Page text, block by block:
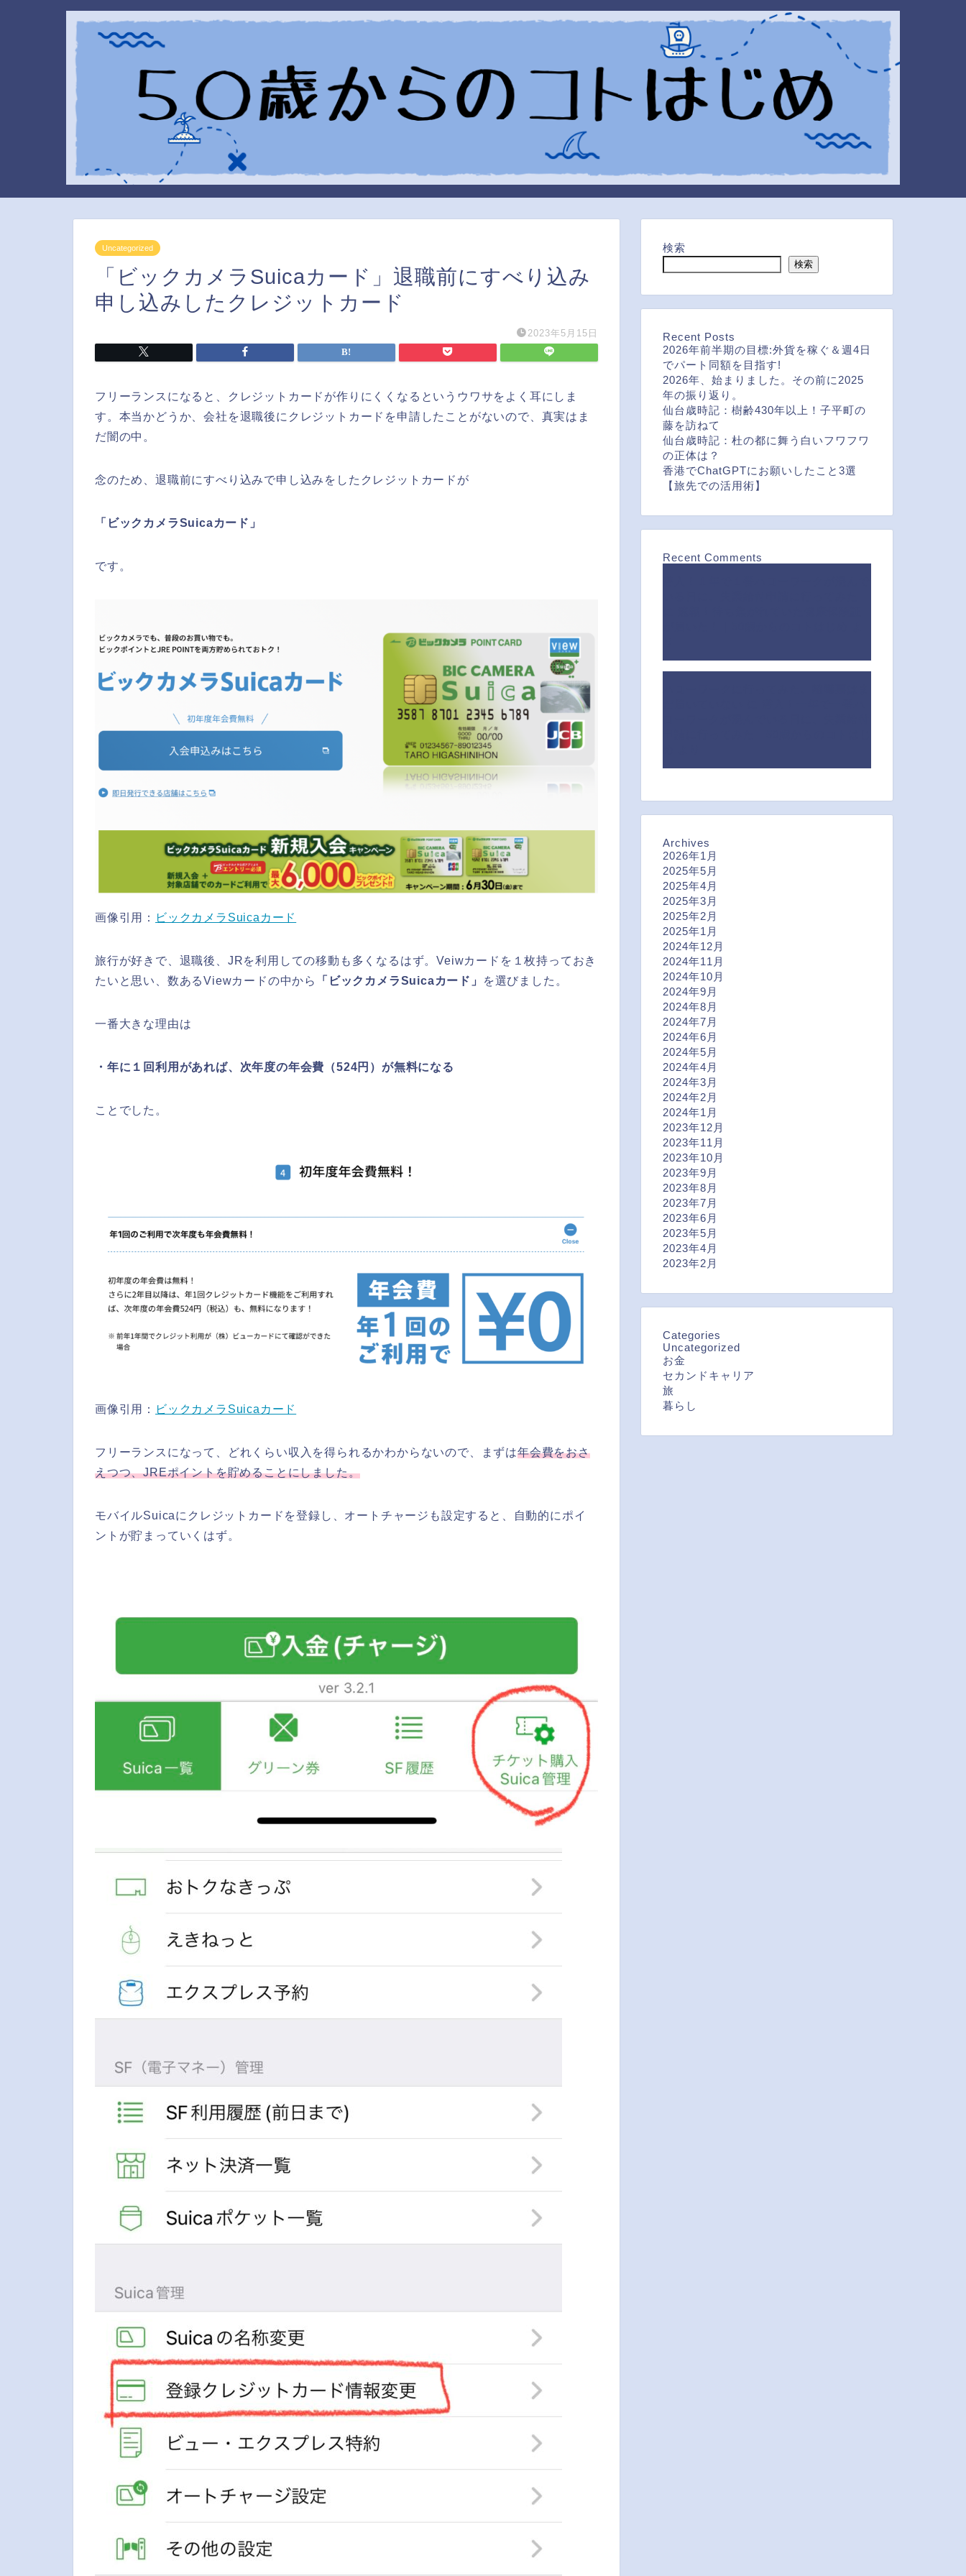
Uncategorized
「ビックカメラSuicaカード」退職前にすべり込み
申し込みしたクレジットカード
2023年5月15日
フリーランスになると、クレジットカードが作りにくくなるというウワサをよく耳にしま
す。本当かどうか、会社を退職後にクレジットカードを申請したことがないので、真実はま
だ闇の中。
念のため、退職前にすべり込みで申し込みをしたクレジットカードが
「ビックカメラSuicaカード」
です。
画像引用： ビックカメラSuicaカード
旅行が好きで、退職後、JRを利用しての移動も多くなるはず。Veiwカードを１枚持っておき
たいと思い、数あるViewカードの中から
「ビックカメラSuicaカード」 を選びました。
一番大きな理由は
・年に１回利用があれば、次年度の年会費（524円）が無料になる
ことでした。
画像引用： ビックカメラSuicaカード
フリーランスになって、どれくらい収入を得られるかわからないので、まずは年会費をおさ
えつつ、JREポイントを貯めることにしました。
モバイルSuicaにクレジットカードを登録し、オートチャージも設定すると、自動的にポイ
ントが貯まっていくはず。
検索
検索
Recent Posts
2026年前半期の目標:外貨を稼ぐ＆週4日
でパート同額を目指す!
2026年、始まりました。その前に2025
年の振り返り。
仙台歳時記：樹齢430年以上！子平町の
藤を訪ねて
仙台歳時記：杜の都に舞う白いフワフワ
の正体は？
香港でChatGPTにお願いしたこと3選
【旅先での活用術】
Recent Comments
Archives
2026年1月
2025年5月
2025年4月
2025年3月
2025年2月
2025年1月
2024年12月
2024年11月
2024年10月
2024年9月
2024年8月
2024年7月
2024年6月
2024年5月
2024年4月
2024年3月
2024年2月
2024年1月
2023年12月
2023年11月
2023年10月
2023年9月
2023年8月
2023年7月
2023年6月
2023年5月
2023年4月
2023年2月
Categories
Uncategorized
お金
セカンドキャリア
旅
暮らし